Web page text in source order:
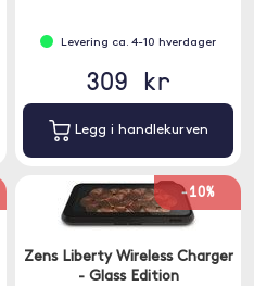
Levering ca. 4-10 hverdager
309 kr
Legg i handlekurven
-10%
Zens Liberty Wireless Charger
- Glass Edition